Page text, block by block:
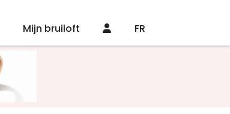
Mijn bruiloft FR